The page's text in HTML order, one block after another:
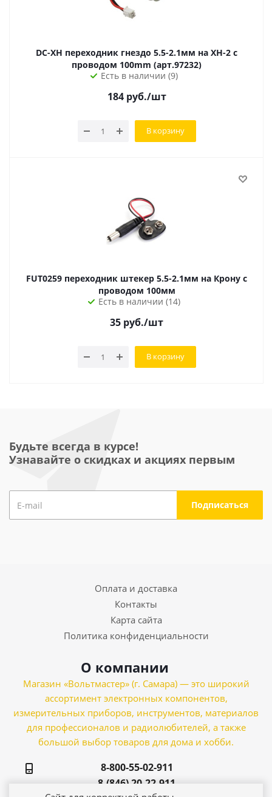
DC-XH переходник гнездо 5.5-2.1мм на XH-2 с
проводом 100mm (арт.97232)
Есть в наличии (9)
184руб./шт
В корзину
FUT0259 переходник штекер 5.5-2.1мм на Крону с
проводом 100мм
Есть в наличии (14)
35 руб./шт
В корзину
Будьте всегда в курсе!
Узнавайте о скидках и акциях первым
Оплата и доставка
Контакты
Карта сайта
Политика конфиденциальности
О компании
Магазин «Вольтмастер» (г. Самара) — это широкий
ассортимент электронных компонентов,
измерительных приборов, инструментов, материалов
для профессионалов и радиолюбителей, а также
большой выбор товаров для дома и хобби.
8-800-55-02-911
8-(846) 20-22-911